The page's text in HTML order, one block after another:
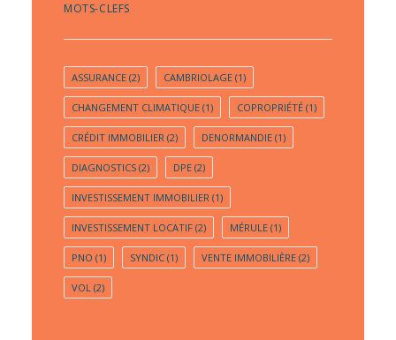
MOTS-CLEFS
ASSURANCE (2) CAMBRIOLAGE (1)
CHANGEMENT CLIMATIQUE (1) COPROPRIÉTÉ (1)
CRÉDIT IMMOBILIER (2) DENORMANDIE (1)
DIAGNOSTICS (2) DPE (2)
INVESTISSEMENT IMMOBILIER (1)
INVESTISSEMENT LOCATIF (2) MÉRULE (1)
PNO (1) SYNDIC (1) VENTE IMMOBILIÈRE (2)
VOL (2)